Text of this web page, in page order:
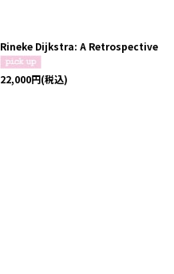
Rineke Dijkstra: A Retrospective
22,000円(税込)